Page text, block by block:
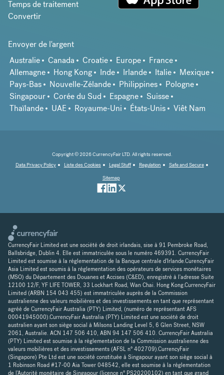
Temps de traitement
Convertir
Envoyer de l'argent
Australie
Canada Croatie Europe
France
Allemagne
Hong Kong Inde Irlande Italie
Mexique
Pays-Bas
Nouvelle-Zélande Philippines
Pologne
Singapour
Corée du Sud Espagne
Suisse
Thaïlande
UAE Royaume-Uni États-Unis Viêt Nam
Copyright © 2026 CurrencyFair LTD. All rights reserved.
Data Privacy Policy
Liste des Cookies Legal Stuff Regulation
Safe and Secure
Sitemap
CurrencyFair Limited est une société de droit irlandais, sise à 91 Pembroke Road,
Ballsbridge, Dublin 4. Elle est immatriculée sous le numéro 469391. CurrencyFair
Limited est soumise à la réglementation de la Banque centrale d'Irlande.CurencyFair
Asia Limited est soumis à la réglementation des opérateurs de services monétaires
(MSO) du Département des Douanes et Accises (C&ED), enregistré à l'adresse Suite
12100 12/F, YF LIFE TOWER, 33 Lockhart Road, Wan Chai. Hong Kong.CurrencyFair
Limited (ARBN 154 043 455) est immatriculée auprès de la Commission
australienne des valeurs mobilières et des investissements en tant que représentant
agréé de CurrencyFair Australia (PTY) Limited, (numéro de représentant AFS
00041945000).CurrencyFair Australia (PTY) Limited est une société de droit
australien ayant son siège social à Milsons Landing Level 5, 6 Glen Street, NSW
2061, Australie. ACN 147 506 410, ABN 94 147 506 410. CurrencyFair Australia
(PTY) Limited est soumise à la réglementation de la Commission australienne des
valeurs mobilières et des investissements (AFSL n° 402709).CurrencyFair
(Singapore) Pte Ltd est une société constituée à Singapour ayant son siège social à
1 Robinson Road #17-00 Aia Tower 048542, elle est soumise à la réglementation
de l'Autorité monétaire de Singapour (licence n° PS20200102) en tant que grand